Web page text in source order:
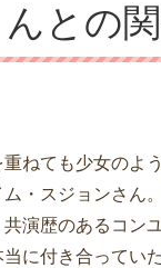
との
重ねても少女のよ
・スジョンさん
共演歴のあるコン
当に付き合ってい